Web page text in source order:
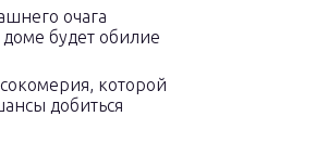
очага
будет обилие
которой
добиться